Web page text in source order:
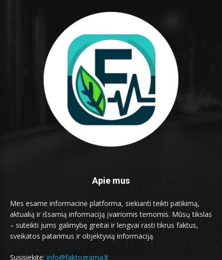
Apie mus
Mes esame informacinė platforma, siekianti teikti patikimą,
aktualią ir išsamią informaciją įvairiomis temomis. Mūsų tikslas
– suteikti jums galimybę greitai ir lengvai rasti tikrus faktus,
sveikatos patarimus ir objektyvią informaciją.
Susisiekite: info@faktograma.lt